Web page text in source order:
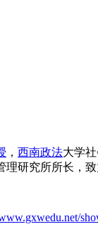
， 西南政法大学
理研究所所长，